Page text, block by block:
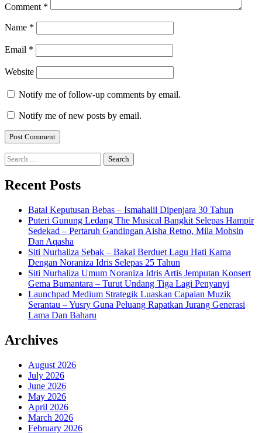
Comment *
Name *
Email *
Website
Notify me of follow-up comments by email.
Notify me of new posts by email.
Search
for:
Recent Posts
Batal Keputusan Bebas – Ismahalil Dipenjara 30 Tahun
Puteri Gunung Ledang The Musical Bangkit Selepas Hampir
Sedekad – Pertaruh Gandingan Aisha Retno, Mila Mohsin
Dan Aqasha
Siti Nurhaliza Sebak – Bakal Berduet Lagu Hati Kama
Dengan Noraniza Idris Selepas 25 Tahun
Siti Nurhaliza Umum Noraniza Idris Artis Jemputan Konsert
Gema Bumantara – Turut Undang Tiga Lagi Penyanyi
Launchpad Medium Strategik Luaskan Capaian Muzik
Serantau – Yusry Guna Peluang Rapatkan Jurang Generasi
Lama Dan Baharu
Archives
August 2026
July 2026
June 2026
May 2026
April 2026
March 2026
February 2026